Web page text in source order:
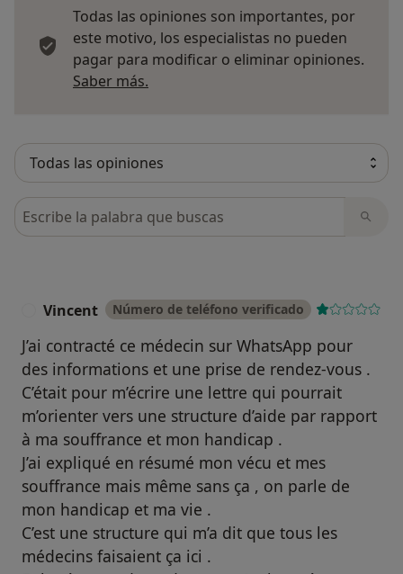
Todas las opiniones son importantes, por
este motivo, los especialistas no pueden
pagar para modificar o eliminar opiniones.
Saber más.
Busca en opiniones
Vincent Número de teléfono verificado
J’ai contracté ce médecin sur WhatsApp pour
des informations et une prise de rendez-vous .
C’était pour m’écrire une lettre qui pourrait
m’orienter vers une structure d’aide par rapport
à ma souffrance et mon handicap .
J’ai expliqué en résumé mon vécu et mes
souffrance mais même sans ça , on parle de
mon handicap et ma vie .
C’est une structure qui m’a dit que tous les
médecins faisaient ça ici .